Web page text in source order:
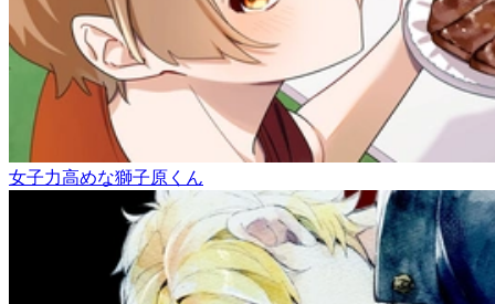
女子力高めな獅子原くん